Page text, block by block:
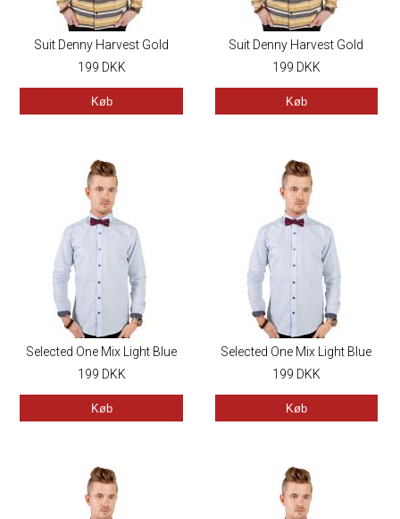
Suit Denny Harvest Gold
199 DKK
Køb
Suit Denny Harvest Gold
199 DKK
Køb
Selected One Mix Light Blue
199 DKK
Køb
Selected One Mix Light Blue
199 DKK
Køb